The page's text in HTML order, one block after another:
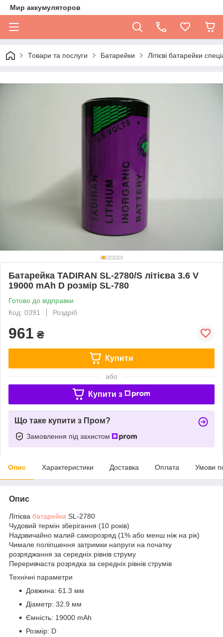
Мир аккумуляторов
Товари та послуги Батарейки Літієві батарейки
Батарейка TADIRAN SL-2780/S літієва 3.6 V
19000 mAh D розмір SL-780
Готово до відправки
Код: 0391
Роздріб
961 ₴
Купити
або
Купити з
Що таке купити з Пром?
Замовлення під захистом
Опис Характеристики Доставка Оплата Умови
Опис
Літієва батарейка SL-2780
Чудовий термін зберігання (10 років)
Надзвичайно малий саморозряд (1% або менш ніж на рік)
Чимале поліпшення затримки напруги на початку
розряджання за середніх рівнів струму
Переривчаста розрядка за середніх рівнів струмів
Технічні параметри
Довжина: 61.3 мм
Діаметр: 32.9 мм
Ємність: 19000 mAh
Розмір: D